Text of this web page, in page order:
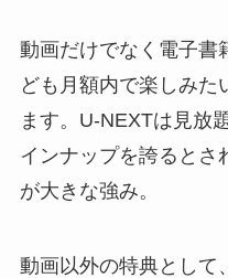
動画だけでなく電子書
ども月額内で楽しみた
ます。U-NEXTは見放
インナップを誇るとさ
が大きな強み。
動画以外の特典として